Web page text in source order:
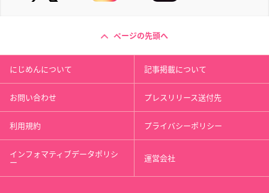
ページの先頭へ
にじめんについて 記事掲載について
お問い合わせ プレスリリース送付先
利用規約 プライバシーポリシー
インフォマティブデータポリシ
ー 運営会社